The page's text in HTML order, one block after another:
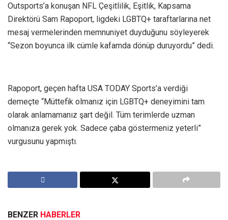
Outsports’a konuşan NFL Çeşitlilik, Eşitlik, Kapsama
Direktörü Sam Rapoport, ligdeki LGBTQ+ taraftarlarına net
mesaj vermelerinden memnuniyet duyduğunu söyleyerek
“Sezon boyunca ilk cümle kafamda dönüp duruyordu” dedi.
Rapoport, geçen hafta USA TODAY Sports’a verdiği
demeçte “Müttefik olmanız için LGBTQ+ deneyimini tam
olarak anlamamanız şart değil. Tüm terimlerde uzman
olmanıza gerek yok. Sadece çaba göstermeniz yeterli”
vurgusunu yapmıştı.
BENZER HABERLER